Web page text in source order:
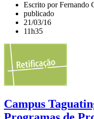
Escrito por Fernando
publicado
21/03/16
11h35
Campus